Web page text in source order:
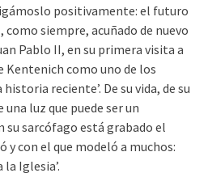
positivamente: el futuro
como siempre, acuñado de nuevo
Pablo II, en su primera visita a
Kentenich como uno de los
reciente’. De su vida, de su
luz que puede ser un
su sarcófago está grabado el
y con el que modeló a muchos:
la Iglesia’.